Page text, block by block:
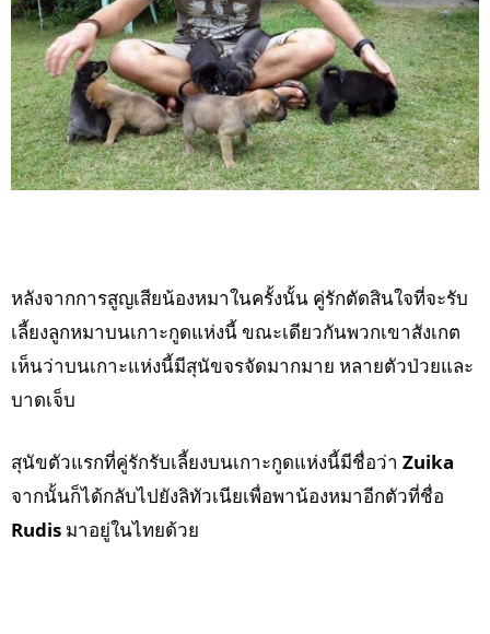
หลังจากการสูญเสียน้องหมาในครั้งนั้น คู่รักตัดสินใจที่จะรับ
เลี้ยงลูกหมาบนเกาะกูดแห่งนี้ ขณะเดียวกันพวกเขาสังเกต
เห็นว่าบนเกาะแห่งนี้มีสุนัขจรจัดมากมาย หลายตัวป่วยและ
บาดเจ็บ
สุนัขตัวแรกที่คู่รักรับเลี้ยงบนเกาะกูดแห่งนี้มีชื่อว่า Zuika
จากนั้นก็ได้กลับไปยังลิทัวเนียเพื่อพาน้องหมาอีกตัวที่ชื่อ
Rudis มาอยู่ในไทยด้วย